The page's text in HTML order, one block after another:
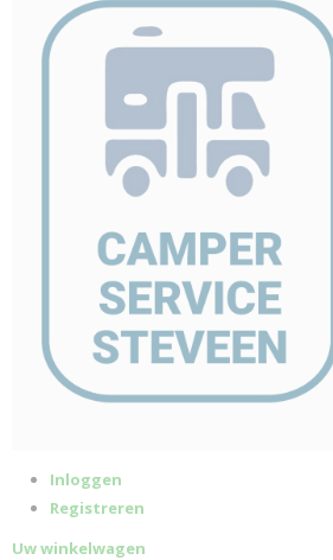
Inloggen
Registreren
Uw winkelwagen